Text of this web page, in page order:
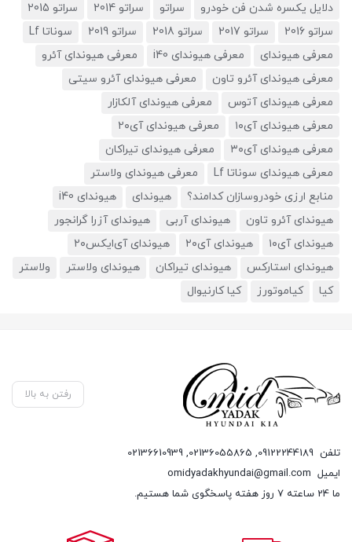
دلایل یکسره شدن فن خودرو
سراتو سراتو 2014
سراتو 2015
سراتو 2016
سراتو 2017 سراتو 2018 سراتو 2019
سوناتا Lf
معرفی هیوندای
معرفی هیوندای i40
معرفی هیوندای آئرو
معرفی هیوندای آئرو تاون
معرفی هیوندای آئرو سیتی
معرفی هیوندای آتوس
معرفی هیوندای آلکازار
معرفی هیوندای آی۱۰
معرفی هیوندای آی۲۰
معرفی هیوندای آی۳۰
معرفی هیوندای تیراکان
معرفی هیوندای سوناتا Lf
معرفی هیوندای ولاستر
منابع ارزی خودروسازان کدامند؟
هیوندای
هیوندای i40
هیوندای آئرو تاون
هیوندای آربی
هیوندای آزرا گرانجور
هیوندای آی۱۰
هیوندای آی۲۰
هیوندای آی‌ایکس۲۰
هیوندای استارکس
هیوندای تیراکان هیوندای ولاستر
ولاستر
کیا
کیاموتورز کیا کارنیوال
رفتن به بالا
تلفن 09122244189
,
02136055865
,
02136610939
ایمیل omidyadakhyundai@gmail.com
ما 24 ساعته 7 روز هفته پاسخگوی شما هستیم.